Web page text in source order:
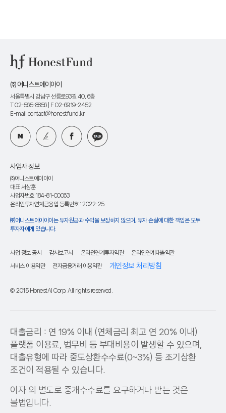
㈜ 어니스트에이아이
서울특별시 강남구 선릉로93길 40, 6층
T 02-565-8856| F 02-6919-2452
E-mail contact@honestfund.kr
사업자 정보
㈜어니스트에이아이
대표 서상훈
사업자번호 184-81-00063
온라인투자연계금융업 등록번호 : 2022-25
㈜어니스트에이아이는 투자원금과 수익을 보장하지 않으며, 투자 손실에 대한 책임은 모두
투자자에게 있습니다.
사업 정보 공시 감사보고서 온라인연계투자약관
온라인연계대출약관
서비스 이용약관
전자금융거래 이용약관 개인정보 처리방침
© 2015 HonestAI Corp. All rights reserved.
대출금리 : 연 19% 이내 (연체금리 최고 연 20% 이내)
플랫폼 이용료, 법무비 등 부대비용이 발생할 수 있으며,
대출유형에 따라 중도상환수수료(0~3%) 등 조기상환
조건이 적용될 수 있습니다.
이자 외 별도로 중개수수료를 요구하거나 받는 것은
불법입니다.